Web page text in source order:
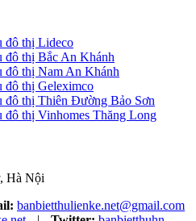
đô thị Lideco
đô thị Bắc An Khánh
đô thị Nam An Khánh
đô thị Geleximco
đô thị Thiên Đường Bảo Sơn
thị Vinhomes Thăng Long
Hà Nội
banbietthulienke.net@gmail.com